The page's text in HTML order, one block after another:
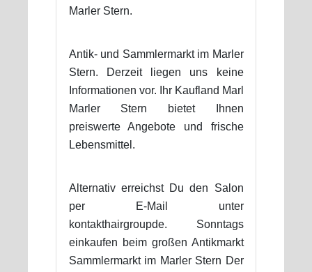
Marler Stern.
Antik- und Sammlermarkt im Marler
Stern. Derzeit liegen uns keine
Informationen vor. Ihr Kaufland Marl
Marler Stern bietet Ihnen
preiswerte Angebote und frische
Lebensmittel.
Alternativ erreichst Du den Salon
per E-Mail unter
kontakthairgroupde. Sonntags
einkaufen beim großen Antikmarkt
Sammlermarkt im Marler Stern Der